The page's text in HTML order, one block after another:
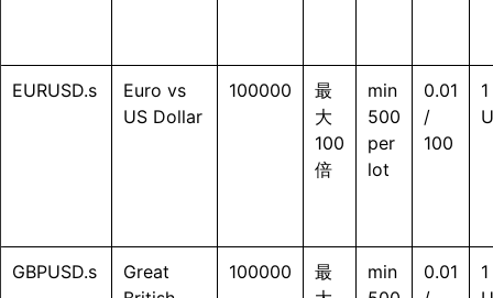
EURUSD.s
Euro vs
US Dollar
100000
最
大
100
倍
min
500
per
lot
0.01
/
100
1
GBPUSD.s
Great
100000
最
min
0.01
1